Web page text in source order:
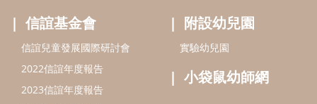
好孕袋
分齡育兒電子報
線上教養諮詢